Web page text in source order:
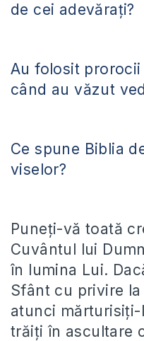
de cei adevărați?
Au folosit
când au văzut
Ce spune Biblia
viselor?
Puneți-vă toată
Cuvântul lui
în lumina Lui.
Sfânt cu privire
atunci mărturisiți-
trăiți în ascultare